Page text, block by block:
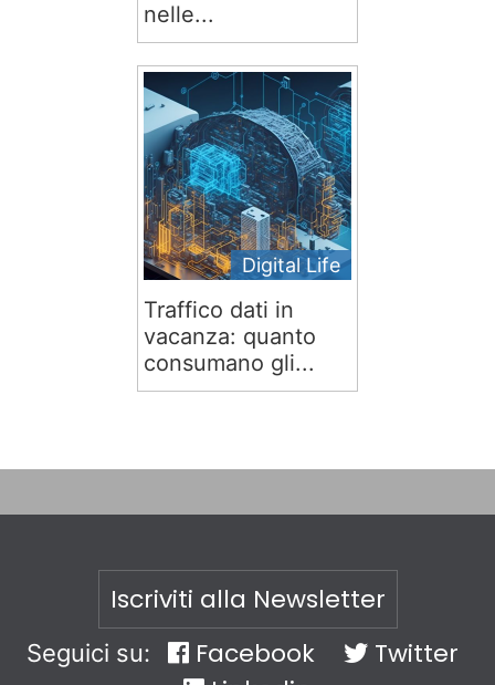
nelle...
Digital Life
Traffico dati in
vacanza: quanto
consumano gli...
Iscriviti alla Newsletter
Seguici su: Facebook
Twitter